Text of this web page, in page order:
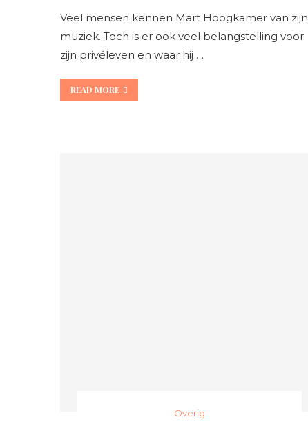
Veel mensen kennen Mart Hoogkamer van zijn
muziek. Toch is er ook veel belangstelling voor
zijn privéleven en waar hij …
READ MORE
Overig